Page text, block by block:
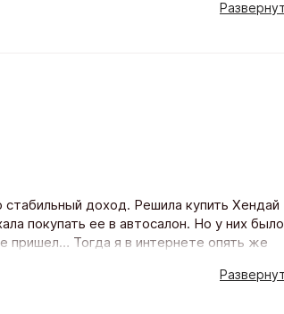
доход. Решила купить Хендай
покупать ее в автосалон. Но у них было
пришел… Тогда я в интернете опять же
программу кредитования на 5
Оформила кредит одним днем поехала и